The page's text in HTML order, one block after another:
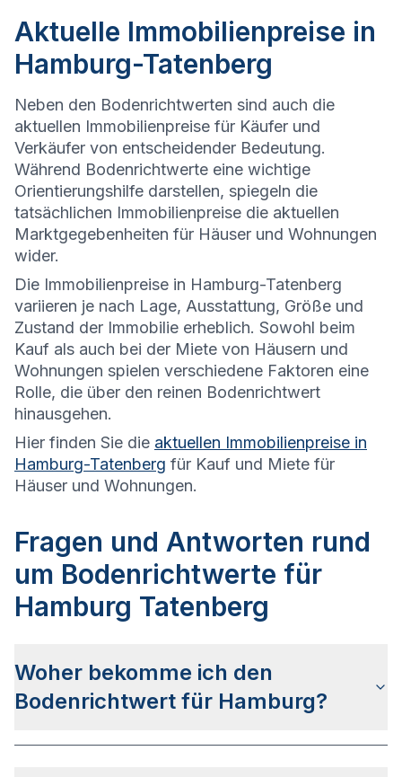
Aktuelle Immobilienpreise in
Hamburg-Tatenberg
Neben den Bodenrichtwerten sind auch die
aktuellen Immobilienpreise für Käufer und
Verkäufer von entscheidender Bedeutung.
Während Bodenrichtwerte eine wichtige
Orientierungshilfe darstellen, spiegeln die
tatsächlichen Immobilienpreise die aktuellen
Marktgegebenheiten für Häuser und Wohnungen
wider.
Die Immobilienpreise in Hamburg-Tatenberg
variieren je nach Lage, Ausstattung, Größe und
Zustand der Immobilie erheblich. Sowohl beim
Kauf als auch bei der Miete von Häusern und
Wohnungen spielen verschiedene Faktoren eine
Rolle, die über den reinen Bodenrichtwert
hinausgehen.
Hier finden Sie die aktuellen Immobilienpreise in
Hamburg-Tatenberg für Kauf und Miete für
Häuser und Wohnungen.
Fragen und Antworten rund
um Bodenrichtwerte für
Hamburg Tatenberg
Woher bekomme ich den
Bodenrichtwert für Hamburg?